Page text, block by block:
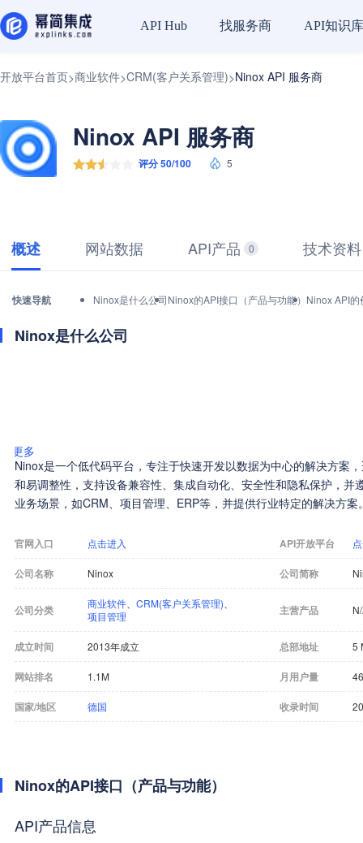
API Hub 找服务商 API知识库
开放平台首页>商业软件>CRM(客户关系管理)>Ninox API 服务商
Ninox API 服务商
评分 50/100 5
概述 网站数据 API产品 0 技术资料
快速导航 Ninox是什么公司Ninox的API接口（产品与功能） Ninox API
Ninox是什么公司
更多
Ninox是一个低代码平台，专注于快速开发以数据为中心的解决方案
和易调整性，支持设备兼容性、集成自动化、安全性和隐私保护，并
业务场景，如CRM、项目管理、ERP等，并提供行业特定的解决方案
官网入口 点击进入 API开放平台
公司名称 Ninox 公司简称
公司分类 商业软件 CRM(客户关系管理)
项目管理
主营产品
成立时间 2013年成立 总部地址 5
网站排名 1.1M 月用户量
国家/地区 德国 收录时间
Ninox的API接口（产品与功能）
API产品信息